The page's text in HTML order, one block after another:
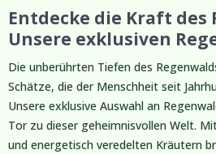
Entdecke die Kraft des
Unsere exklusiven
Die unberührten Tiefen des
Schätze, die der Menschheit seit
Unsere exklusive Auswahl an
Tor zu dieser geheimnisvollen Welt.
und energetisch veredelten Kräutern